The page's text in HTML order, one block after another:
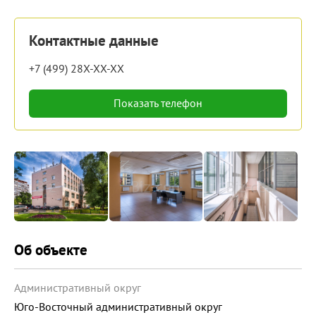
Контактные данные
+7 (499) 28X-XX-XX
Показать телефон
Об объекте
Административный округ
Юго-Восточный административный округ